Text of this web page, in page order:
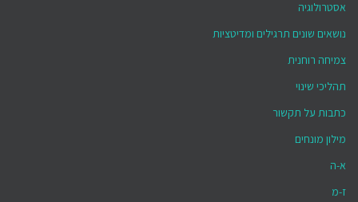
אסטרולוגיה
נושאים שונים תרגילים ומדיטציות
צמיחה רוחנית
תהליכי שינוי
כתבות על תקשור
מילון מונחים
א-ה
ז-מ